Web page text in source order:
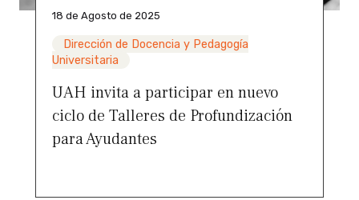
18 de Agosto de 2025
Dirección de Docencia y Pedagogía
Universitaria
UAH invita a participar en nuevo
ciclo de Talleres de Profundización
para Ayudantes